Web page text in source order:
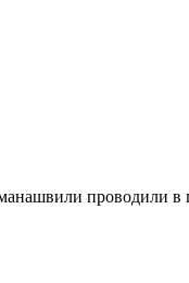
проводили в